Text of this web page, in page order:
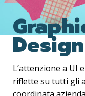
Design
L’attenzione a UI
riflette su tutti gli